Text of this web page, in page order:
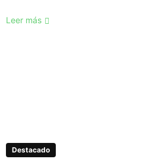
Leer más
Destacado